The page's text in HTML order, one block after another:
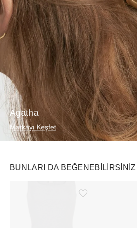
Agatha
Markayı Keşfet
BUNLARI DA BEĞENEBILIRSINIZ
Ürünü istek listesine ekle veya listeden çıkar